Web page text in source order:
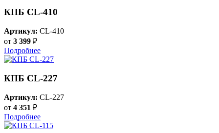
КПБ CL-410
Артикул: CL-410
от 3 399 ₽
Подробнее
КПБ CL-227
Артикул: CL-227
от 4 351 ₽
Подробнее